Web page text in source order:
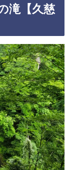
滝【久慈